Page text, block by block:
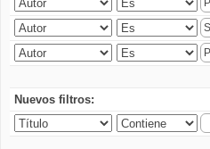
Nuevos filtros: